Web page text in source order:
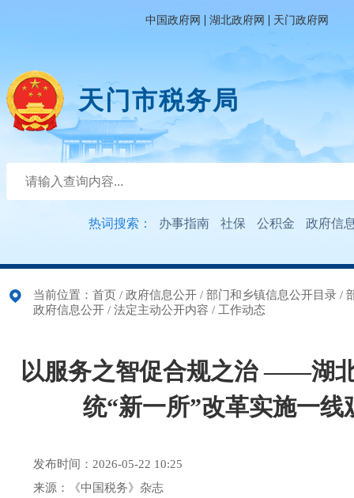
中国政府网 | 湖北政府网 | 天门政府网
天门市税务局
热词搜索： 办事指南 社保 公积金 政府信
当前位置： 首页 / 政府信息公开 / 部门和乡镇信息公开目录 /
政府信息公开 / 法定主动公开内容 / 工作动态
以服务之智促合规之治 ——湖
统“新一所”改革实施一线
发布时间：2026-05-22 10:25
来源：《中国税务》杂志